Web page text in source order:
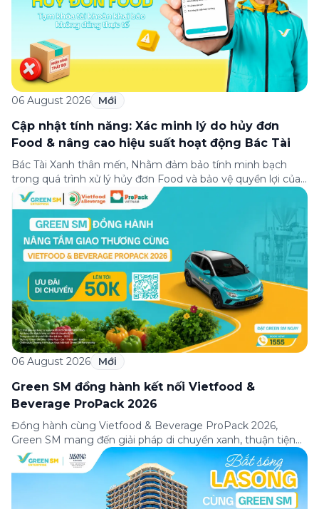
06 August 2026 Mới
Cập nhật tính năng: Xác minh lý do hủy đơn
Food & nâng cao hiệu suất hoạt động Bác Tài
Bác Tài Xanh thân mến, Nhằm đảm bảo tính minh bạch
trong quá trình xử lý hủy đơn Food và bảo vệ quyền lợi của
Bác Tài khi khai báo đúng thực tế, Green SM triển khai
chính sách xác minh lý do hủy đơn Food đối với một số
trường hợp hủy đơn như […]
06 August 2026 Mới
Green SM đồng hành kết nối Vietfood &
Beverage ProPack 2026
Đồng hành cùng Vietfood & Beverage ProPack 2026,
Green SM mang đến giải pháp di chuyển xanh, thuận tiện
và chuyên nghiệp cho khách tham quan, doanh nghiệp
cùng các đối tác trong suốt thời gian diễn ra triển lãm. Sự
hợp tác góp phần nâng cao trải nghiệm tham dự, kết nối